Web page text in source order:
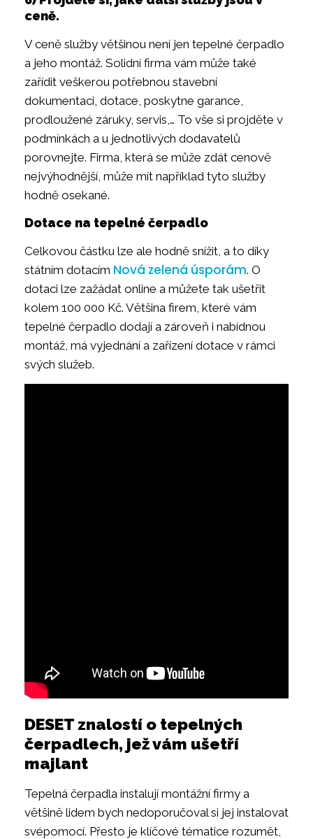
ceně.
V ceně služby většinou není jen tepelné čerpadlo
a jeho montáž. Solidní firma vám může také
zařídit veškerou potřebnou stavební
dokumentaci, dotace, poskytne garance,
prodloužené záruky, servis,… To vše si projděte v
podmínkách a u jednotlivých dodavatelů
porovnejte. Firma, která se může zdát cenově
nejvýhodnější, může mít například tyto služby
hodně osekané.
Dotace na tepelné čerpadlo
Celkovou částku lze ale hodně snížit, a to díky
státním dotacím Nová zelená úsporám. O
dotaci lze zažádat online a můžete tak ušetřit
kolem 100 000 Kč. Většina firem, které vám
tepelné čerpadlo dodají a zároveň i nabídnou
montáž, má vyjednání a zařízení dotace v rámci
svých služeb.
DESET znalostí o tepelných
čerpadlech, jež vám ušetří
majlant
Tepelná čerpadla instalují montážní firmy a
většině lidem bych nedoporučoval si jej instalovat
svépomocí. Přesto je klíčové tématice rozumět,